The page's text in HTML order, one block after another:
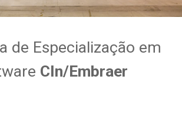
de Especialização em
CIn/Embraer